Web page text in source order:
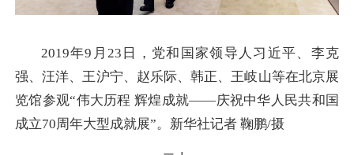
2019年9月23日，党和国家领导人习近平、李克
强、汪洋、王沪宁、赵乐际、韩正、王岐山等在北京展
览馆参观“伟大历程 辉煌成就——庆祝中华人民共和国
成立70周年大型成就展”。新华社记者 鞠鹏/摄